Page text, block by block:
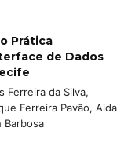
Prática
de Dados
Ferreira da Silva,
Ferreira Pavão, Aida
Barbosa